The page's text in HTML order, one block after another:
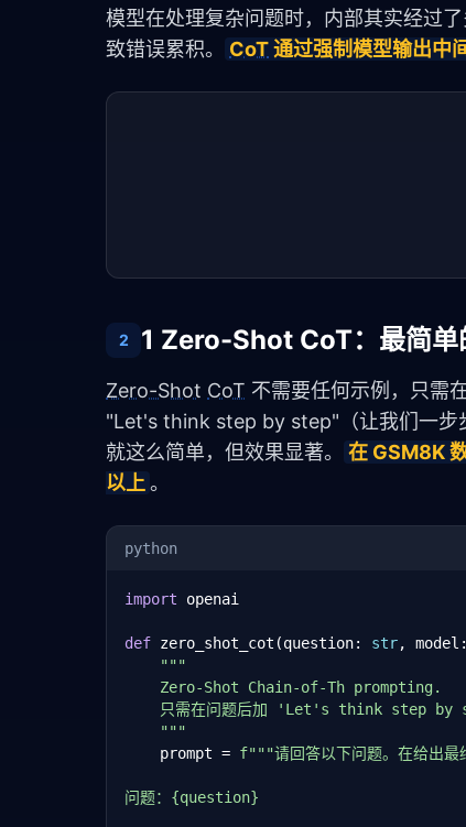
模型在处理复杂问题时，内部其实经过
致错误累积。
CoT 通过强制模型输出中
2 1 Zero-Shot CoT：最简单
Zero-Shot CoT 不需要任何示例，只需
"Let's think step by step"（让我们一步
就这么简单，但效果显著。
在 GSM8K
以上 。
python
import openai
def zero_shot_cot(question: str,
"""
    Zero-Shot Chain-of-Th prompting.
只需在问题后加 'Let's think step by
    """
    prompt =
f"""请回答以下问题。在给出最
问题：{question}